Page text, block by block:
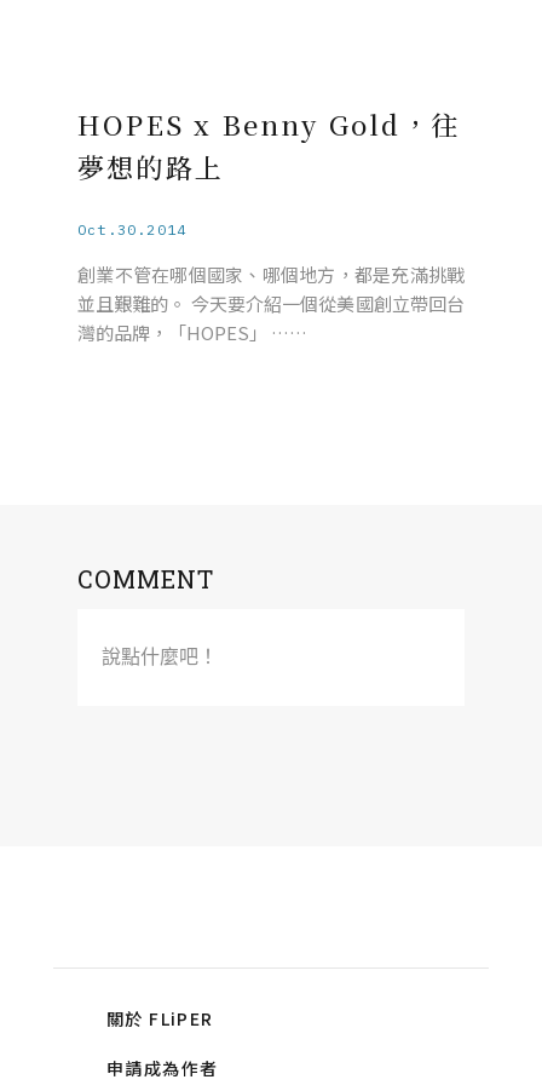
HOPES x Benny Gold，往
夢想的路上
Oct.30.2014
創業不管在哪個國家、哪個地方，都是充滿挑戰
並且艱難的。 今天要介紹一個從美國創立帶回台
灣的品牌，「HOPES」 ……
COMMENT
說點什麼吧！
關於 FLiPER
申請成為作者